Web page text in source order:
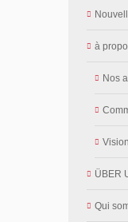
à
Nos
ÜBER
Qui